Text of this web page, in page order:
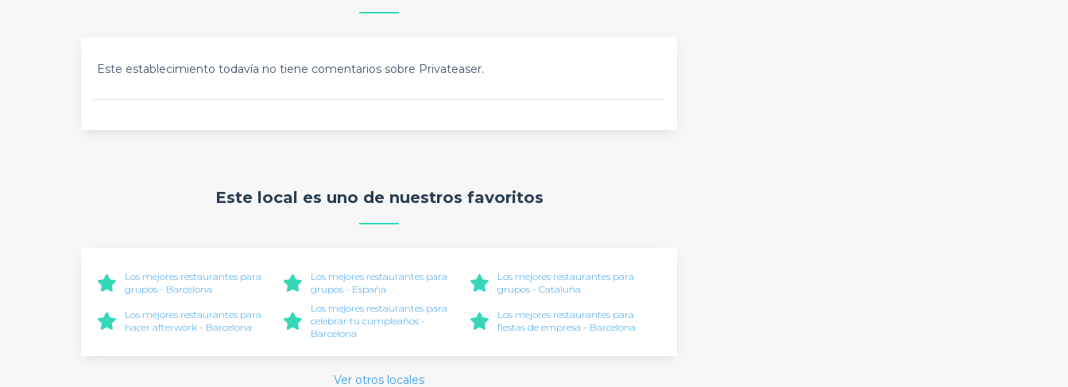
Este establecimiento todavía no tiene comentarios sobre Privateaser.
Este local es uno de nuestros favoritos
Los mejores restaurantes para
grupos - Barcelona
Los mejores restaurantes para
grupos - España
Los mejores restaurantes para
grupos - Cataluña
Los mejores restaurantes para
hacer afterwork - Barcelona
Los mejores restaurantes para
celebrar tu cumpleaños -
Barcelona
Los mejores restaurantes para
fiestas de empresa - Barcelona
Ver otros locales